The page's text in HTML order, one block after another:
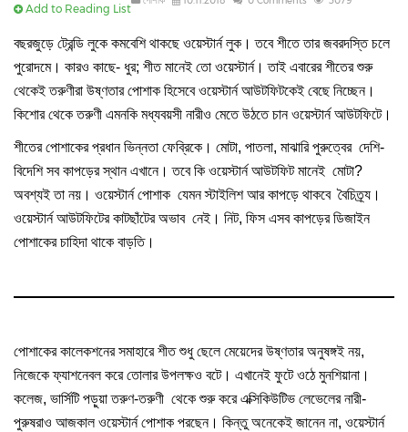
Add to Reading List
বছরজুড়ে ট্রেন্ডি লুকে কমবেশি থাকছে ওয়েস্টার্ন লুক। তবে শীতে তার জবরদস্তি চলে
পুরোদমে। কারও কাছে- ধুর; শীত মানেই তো ওয়েস্টার্ন। তাই এবারের শীতের শুরু
থেকেই তরুণীরা উষ্ণতার পোশাক হিসেবে ওয়েস্টার্ন আউটফিটকেই বেছে নিচ্ছেন।
কিশোর থেকে তরুণী এমনকি মধ্যবয়সী নারীও মেতে উঠতে চান ওয়েস্টার্ন আউটফিটে।
শীতের পোশাকের প্রধান ভিন্নতা ফেব্রিকে। মোটা, পাতলা, মাঝারি পুরুত্বের দেশি-
বিদেশি সব কাপড়ের স্থান এখানে। তবে কি ওয়েস্টার্ন আউটফিট মানেই মোটা?
অবশ্যই তা নয়। ওয়েস্টার্ন পোশাক যেমন স্টাইলিশ আর কাপড়ে থাকবে বৈচিত্র্য।
ওয়েস্টার্ন আউটফিটের কাটছাঁটের অভাব নেই। নিট, ফিস এসব কাপড়ের ডিজাইন
পোশাকের চাহিদা থাকে বাড়তি।
পোশাকের কালেকশনের সমাহারে শীত শুধু ছেলে মেয়েদের উষ্ণতার অনুষঙ্গই নয়,
নিজেকে ফ্যাশনেবল করে তোলার উপলক্ষও বটে। এখানেই ফুটে ওঠে মুনশিয়ানা।
কলেজ, ভার্সিটি পড়ুয়া তরুণ-তরুণী থেকে শুরু করে এক্সিকিউটিভ লেভেলের নারী-
পুরুষরাও আজকাল ওয়েস্টার্ন পোশাক পরছেন। কিন্তু অনেকেই জানেন না, ওয়েস্টার্ন